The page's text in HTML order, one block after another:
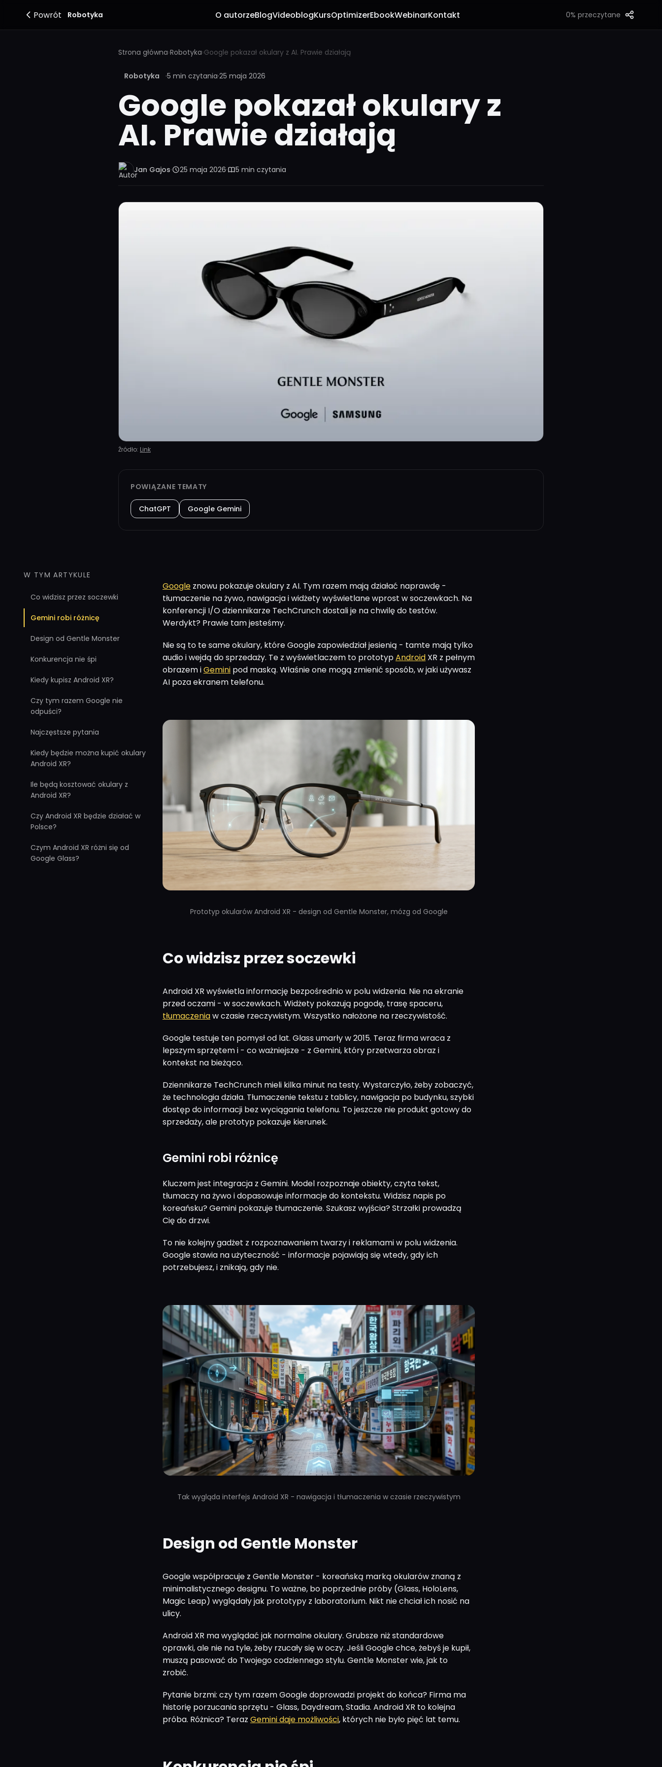
Powrót Robotyka O autorzeBlogVideoblogKursOptimizerEbookWebinarKontakt 0% przeczytane
Strona główna›Robotyka›Google pokazał okulary z AI. Prawie działają
Robotyka ·5 min czytania·25 maja 2026
Google pokazał okulary z
AI. Prawie działają
Jan Gajos· 25 maja 2026· 5 min czytania
Źródło: Link
POWIĄZANE TEMATY
ChatGPT Google Gemini
W TYM ARTYKULE
Co widzisz przez soczewki
Gemini robi różnicę
Design od Gentle Monster
Konkurencja nie śpi
Kiedy kupisz Android XR?
Czy tym razem Google nie
odpuści?
Najczęstsze pytania
Kiedy będzie można kupić okulary
Android XR?
Ile będą kosztować okulary z
Android XR?
Czy Android XR będzie działać w
Polsce?
Czym Android XR różni się od
Google Glass?
Google znowu pokazuje okulary z AI. Tym razem mają działać naprawdę -
tłumaczenie na żywo, nawigacja i widżety wyświetlane wprost w soczewkach. Na
konferencji I/O dziennikarze TechCrunch dostali je na chwilę do testów.
Werdykt? Prawie tam jesteśmy.
Nie są to te same okulary, które Google zapowiedział jesienią - tamte mają tylko
audio i wejdą do sprzedaży. Te z wyświetlaczem to prototypAndroid XR z pełnym
obrazem iGemini pod maską. Właśnie one mogą zmienić sposób, w jaki używasz
AI poza ekranem telefonu.
Prototyp okularów Android XR - design od Gentle Monster, mózg od Google
Co widzisz przez soczewki
Android XR wyświetla informację bezpośrednio w polu widzenia. Nie na ekranie
przed oczami - w soczewkach. Widżety pokazują pogodę, trasę spaceru,
tłumaczeniaw czasie rzeczywistym. Wszystko nałożone na rzeczywistość.
Google testuje ten pomysł od lat. Glass umarły w 2015. Teraz firma wraca z
lepszym sprzętem i - co ważniejsze - z Gemini, który przetwarza obraz i
kontekst na bieżąco.
Dziennikarze TechCrunch mieli kilka minut na testy. Wystarczyło, żeby zobaczyć,
że technologia działa. Tłumaczenie tekstu z tablicy, nawigacja po budynku, szybki
dostęp do informacji bez wyciągania telefonu. To jeszcze nie produkt gotowy do
sprzedaży, ale prototyp pokazuje kierunek.
Gemini robi różnicę
Kluczem jest integracja z Gemini. Model rozpoznaje obiekty, czyta tekst,
tłumaczy na żywo i dopasowuje informacje do kontekstu. Widzisz napis po
koreańsku? Gemini pokazuje tłumaczenie. Szukasz wyjścia? Strzałki prowadzą
Cię do drzwi.
To nie kolejny gadżet z rozpoznawaniem twarzy i reklamami w polu widzenia.
Google stawia na użyteczność - informacje pojawiają się wtedy, gdy ich
potrzebujesz, i znikają, gdy nie.
Tak wygląda interfejs Android XR - nawigacja i tłumaczenia w czasie rzeczywistym
Design od Gentle Monster
Google współpracuje z Gentle Monster - koreańską marką okularów znaną z
minimalistycznego designu. To ważne, bo poprzednie próby (Glass, HoloLens,
Magic Leap) wyglądały jak prototypy z laboratorium. Nikt nie chciał ich nosić na
ulicy.
Android XR ma wyglądać jak normalne okulary. Grubsze niż standardowe
oprawki, ale nie na tyle, żeby rzucały się w oczy. Jeśli Google chce, żebyś je kupił,
muszą pasować do Twojego codziennego stylu. Gentle Monster wie, jak to
zrobić.
Pytanie brzmi: czy tym razem Google doprowadzi projekt do końca? Firma ma
historię porzucania sprzętu - Glass, Daydream, Stadia. Android XR to kolejna
próba. Różnica? Teraz Gemini daje możliwości, których nie było pięć lat temu.